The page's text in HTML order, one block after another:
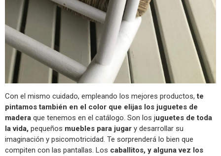
Con el mismo cuidado, empleando los mejores productos,te
pintamos también en el color que elijas los juguetes de
madera que tenemos en el catálogo. Son los juguetes de toda
la vida, pequeños muebles para jugar y desarrollar su
imaginación y psicomotricidad. Te sorprenderá lo bien que
compiten con las pantallas. Los caballitos, y alguna vez los